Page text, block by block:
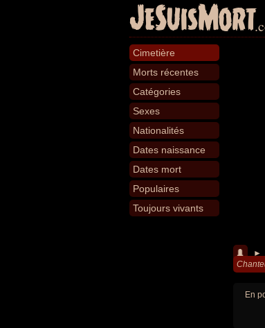
JeSuisMort
Cimetière
Morts récentes
Catégories
Sexes
Nationalités
Dates naissance
Dates mort
Populaires
Toujours vivants
►
En